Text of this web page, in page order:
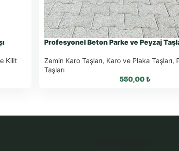
Kilit
Profesyonel Beton Parke ve Peyzaj
Zemin Karo Taşları, Karo ve Plaka Taşları,
Taşları
550,00₺